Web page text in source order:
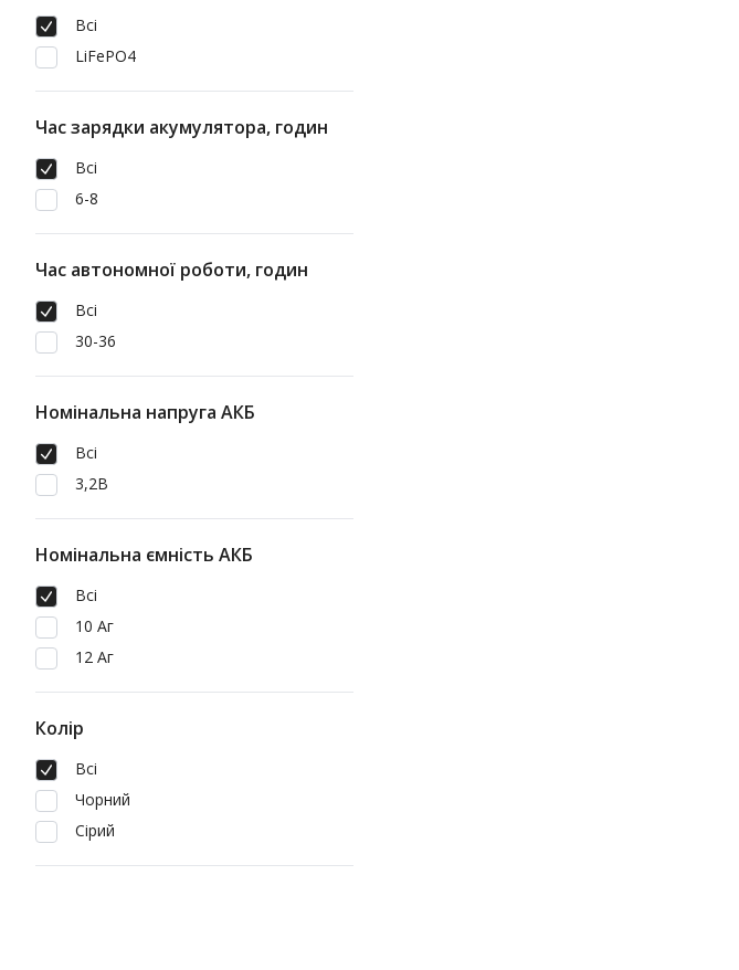
Всі
LiFePO4
Час зарядки акумулятора, годин
Всі
6-8
Час автономної роботи, годин
Всі
30-36
Номінальна напруга АКБ
Всі
3,2В
Номінальна ємність АКБ
Всі
10 Аг
12 Аг
Колір
Всі
Чорний
Сірий